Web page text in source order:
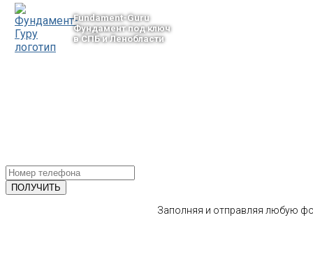
Fundament-Guru
Фундамент под ключ
в СПБ и Ленобласти
Заполняя и отправляя любую